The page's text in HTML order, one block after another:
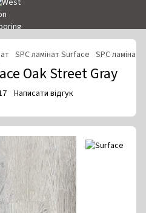
SPC ламінат Surface SPC
Oak Street Gray
Написати відгук